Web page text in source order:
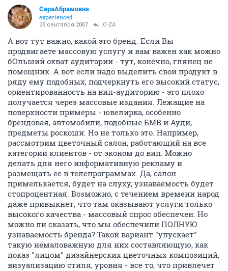
СараАбрамовна
experienced
25 сентября 2007 O-ZA
А вот тут важно, какой это бренд. Если Вы
продвигаете массовую услугу и вам важен как можно
бОльший охват аудитории - тут, конечно, глянец не
помощник. А вот если надо выделить свой продукт в
ряду ему подобных, подчеркнуть его высокий статус,
ориентированность на вип-аудиторию - это плохо
получается через массовые издания. Лежащие на
поверхности примеры - ювелирка, особенно
брендовая, автомобили, подобные БМВ и Ауди,
предметы роскоши. Но не только это. Например,
рассмотрим цветочный салон, работающий на все
категории клиентов - от эконом до вип. Можно
делать для него информативную рекламу и
размещать ее в телепрограммах. Да, салон
примелькается, будет на слуху, узнаваемость будет
стопроцентная. Возможно, с течением времени народ
даже привыкнет, что там оказывают услуги только
высокого качества - массовый спрос обеспечен. Но
можно ли сказать, что мы обеспечили ПОЛНУЮ
узнаваемость бренда? Такой вариант "упускает"
такую немаловажную для них составляющую, как
показ "лицом" дизайнерских цветочных композиций,
визуализацию стиля, уровня - все то, что привлечет